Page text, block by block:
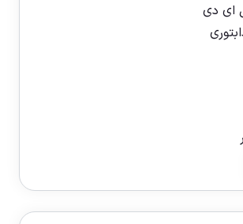
ای دی